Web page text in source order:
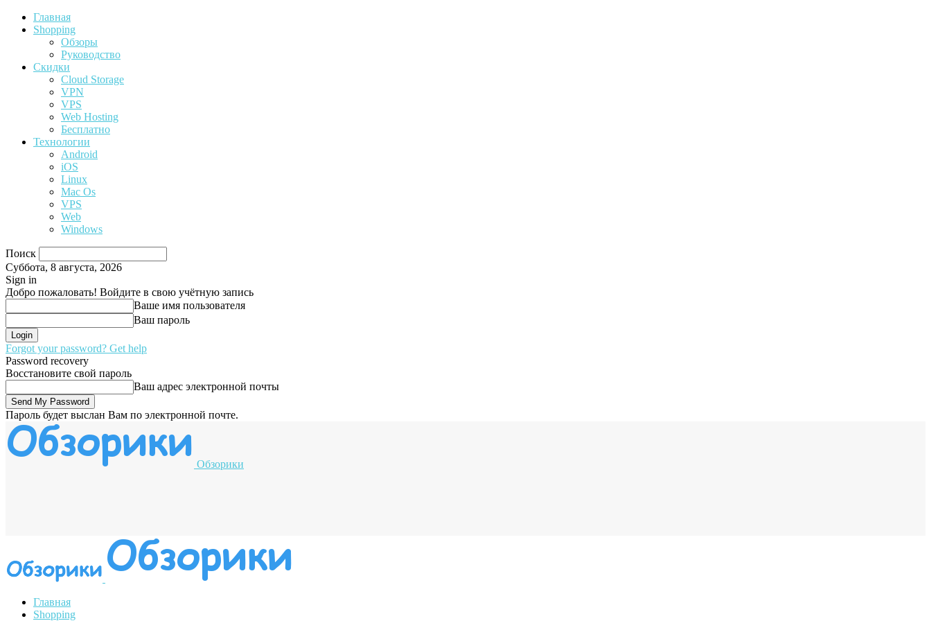
Главная
Shopping
Обзоры
Руководство
Скидки
Cloud Storage
VPN
VPS
Web Hosting
Бесплатно
Технологии
Android
iOS
Linux
Mac Os
VPS
Web
Windows
Поиск
Суббота, 8 августа, 2026
Sign in
Добро пожаловать! Войдите в свою учётную запись
Ваше имя пользователя
Ваш пароль
Forgot your password? Get help
Password recovery
Восстановите свой пароль
Ваш адрес электронной почты
Пароль будет выслан Вам по электронной почте.
Обзорики
Главная
Shopping